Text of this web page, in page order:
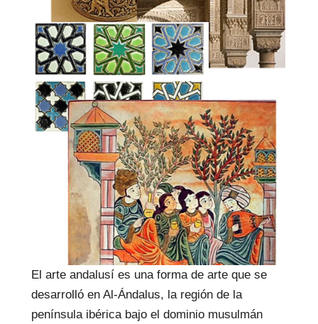
El arte andalusí es una forma de arte que se
desarrolló en Al-Ándalus, la región de la
península ibérica bajo el dominio musulmán